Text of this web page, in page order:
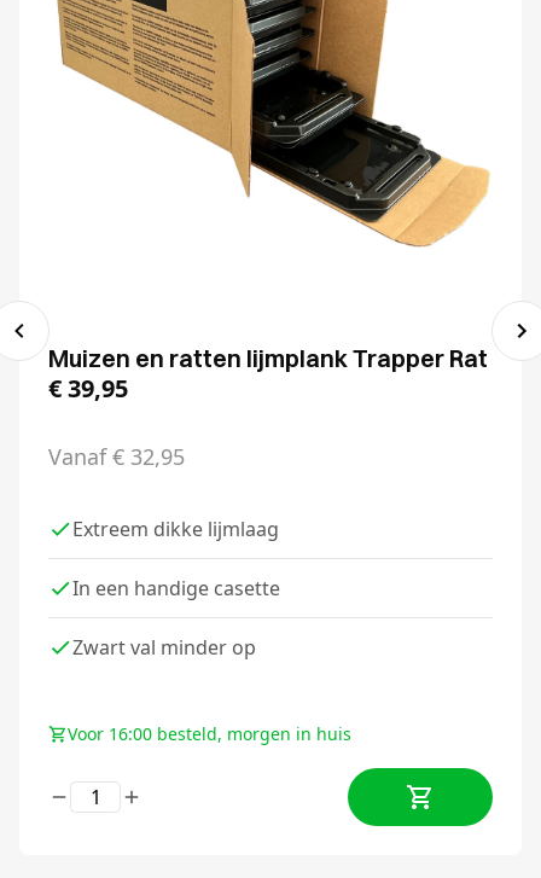
Muizen en ratten lijmplank Trapper Rat
€39,95
Vanaf€ 32,95
Extreem dikke lijmlaag
In een handige casette
Zwart val minder op
Voor 16:00 besteld, morgen in huis